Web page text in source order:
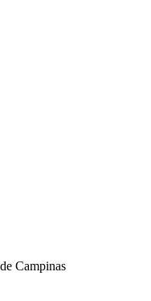
Campinas